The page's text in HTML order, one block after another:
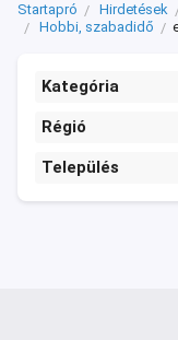
Startapró Hirdetések
Hobbi, szabadidő
Kategória
Régió
Település